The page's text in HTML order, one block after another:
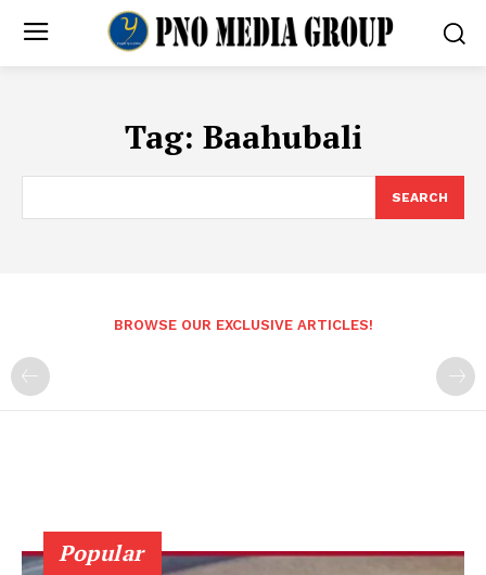
Tag: Baahubali
SEARCH
BROWSE OUR EXCLUSIVE ARTICLES!
Popular